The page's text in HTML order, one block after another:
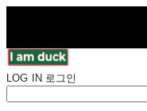
LOG IN 로그인